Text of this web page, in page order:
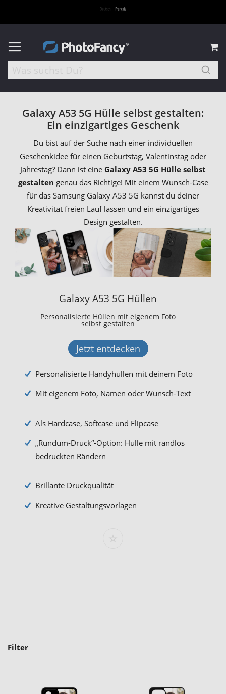
Galaxy A53 5G Hülle selbst gestalten:
Ein einzigartiges Geschenk
Du bist auf der Suche nach einer individuellen
Geschenkidee für einen Geburtstag, Valentinstag oder
Jahrestag? Dann ist eine Galaxy A53 5G Hülle selbst
gestalten genau das Richtige! Mit einem Wunsch-Case
für das Samsung Galaxy A53 5G kannst du deiner
Kreativität freien Lauf lassen und ein einzigartiges
Design gestalten.
Galaxy A53 5G Hüllen
Personalisierte Hüllen mit eigenem Foto
selbst gestalten
Jetzt entdecken
Personalisierte Handyhüllen mit deinem Foto
Mit eigenem Foto, Namen oder Wunsch-Text
Als Hardcase, Softcase und Flipcase
„Rundum-Druck“-Option: Hülle mit randlos
bedruckten Rändern
Brillante Druckqualität
Kreative Gestaltungsvorlagen
Filter